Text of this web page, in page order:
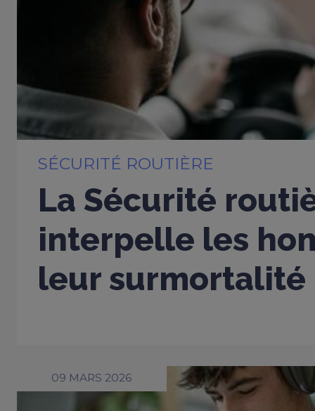
SÉCURITÉ ROUTIÈRE
La Sécurité
interpelle les
leur
09 MARS 2026